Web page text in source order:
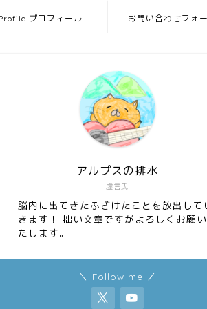
プロフィール お問い合わせフォ
虚言氏
アルプスの排水
脳内に出てきたふざけたことを放出して
きます！ 拙い文章ですがよろしくお願
たします。
＼ Follow me ／